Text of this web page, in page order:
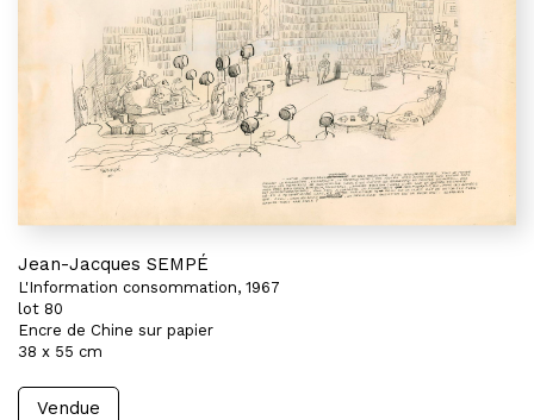
Jean-Jacques SEMPÉ
L'Information consommation, 1967
lot 80
Encre de Chine sur papier
38 x 55 cm
Vendue